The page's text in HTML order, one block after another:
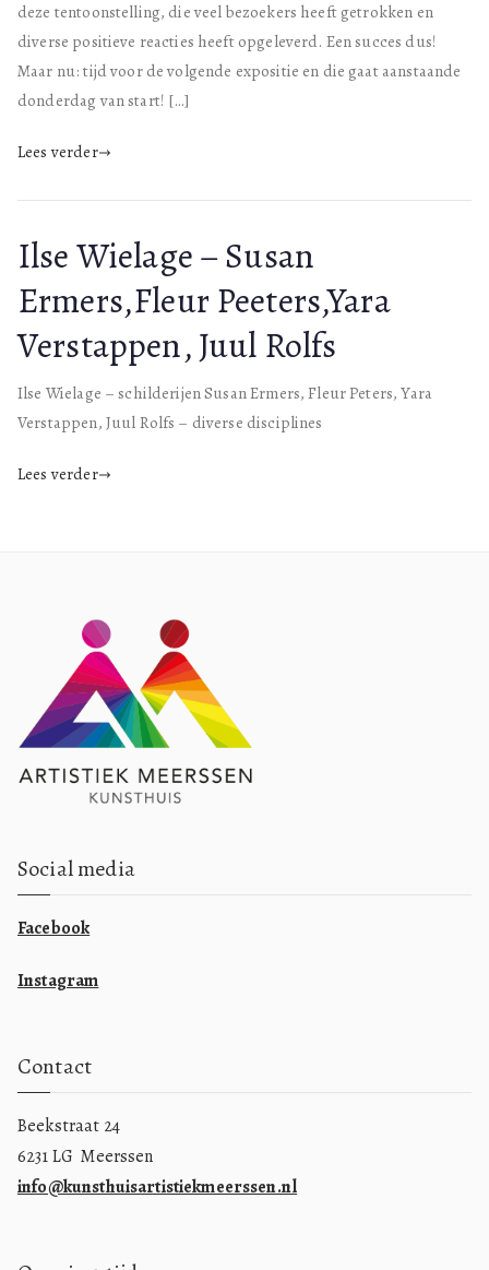
deze tentoonstelling, die veel bezoekers heeft getrokken en
diverse positieve reacties heeft opgeleverd. Een succes dus!
Maar nu: tijd voor de volgende expositie en die gaat aanstaande
donderdag van start! […]
Lees verder
Ilse Wielage – Susan
Ermers,Fleur Peeters,Yara
Verstappen, Juul Rolfs
Ilse Wielage – schilderijen Susan Ermers, Fleur Peters, Yara
Verstappen, Juul Rolfs – diverse disciplines
Lees verder
Social media
Facebook
Instagram
Contact
Beekstraat 24
6231 LG Meerssen
info@kunsthuisartistiekmeerssen.nl